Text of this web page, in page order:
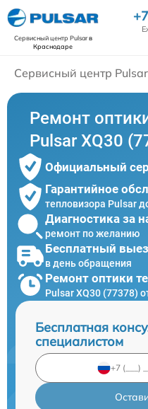
Сервисный центр Pulsarв
Краснодаре
Сервисный центр Pulsar
Ремонт
Pulsar XQ30
Официальный
Гарантийное
тепловизора Pulsar
Диагностика за
ремонт по желанию
Бесплатный
в день обращения
Ремонт оптики
Pulsar XQ30 (77378)
Бесплатная
специалистом